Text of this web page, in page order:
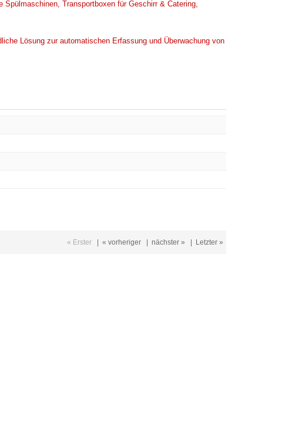
« Erster | « vorheriger | nächster » | Letzter »